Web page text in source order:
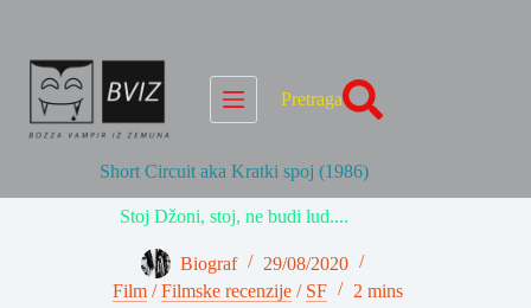
Pretraga
Short Circuit aka Kratki spoj (1986)
Stoj Džoni, stoj, ne budi lud....
Biograf
29/08/2020
Film/Filmske recenzije/ SF 2 mins